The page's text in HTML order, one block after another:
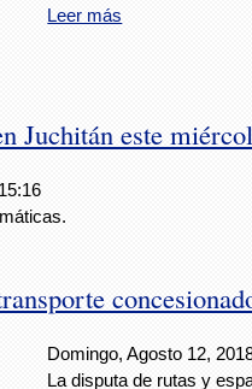
Leer más
Juchitán este
Domingo, Agosto 12,
La disputa de rutas y